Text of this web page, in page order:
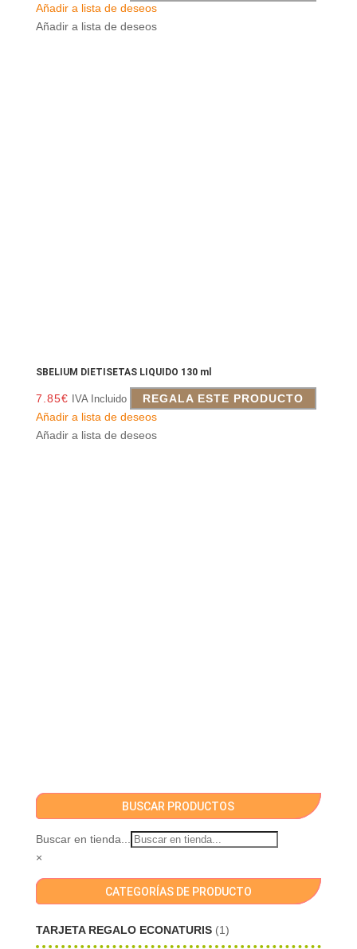
Añadir a lista de deseos
Añadir a lista de deseos
SBELIUM DIETISETAS LIQUIDO 130 ml
7.85€ IVA Incluido
REGALA ESTE PRODUCTO
Añadir a lista de deseos
Añadir a lista de deseos
BUSCAR PRODUCTOS
Buscar en tienda...
×
CATEGORÍAS DE PRODUCTO
TARJETA REGALO ECONATURIS (1)